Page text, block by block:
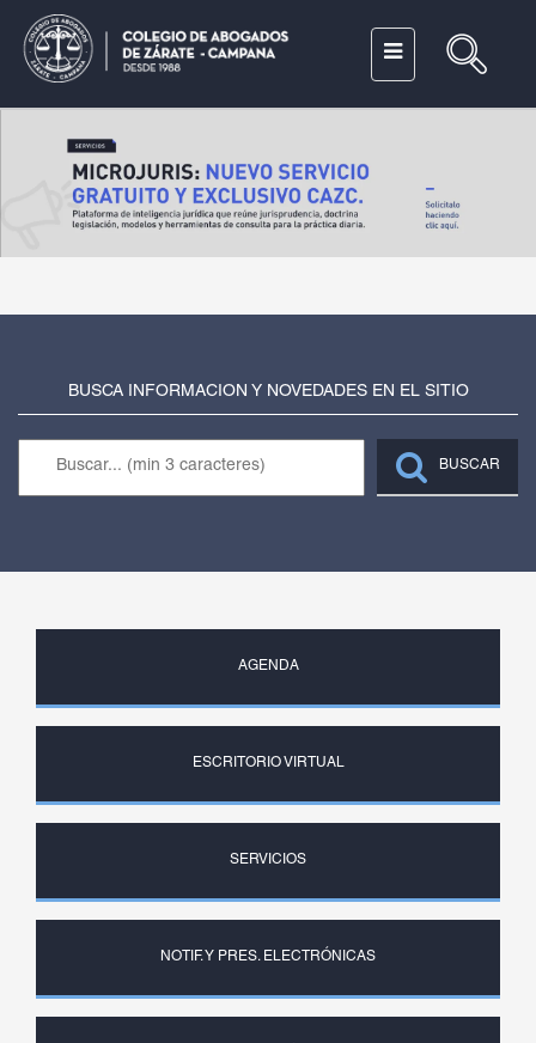
BUSCA INFORMACION Y NOVEDADES EN EL SITIO
BUSCAR
AGENDA
ESCRITORIO VIRTUAL
SERVICIOS
NOTIF. Y PRES. ELECTRÓNICAS